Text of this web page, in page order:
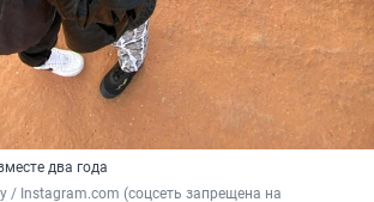
два года
/ Instagram.com (соцсеть запрещена на